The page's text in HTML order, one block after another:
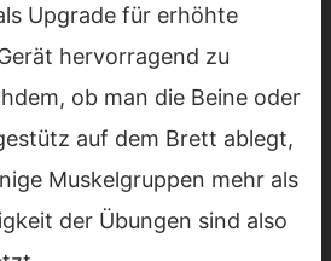
Upgrade für erhöhte
hervorragend zu
ob man die Beine oder
auf dem Brett ablegt,
Muskelgruppen mehr als
der Übungen sind also